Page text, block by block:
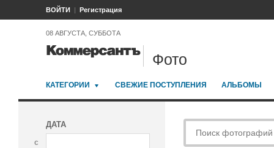
ВОЙТИ Регистрация
08 АВГУСТА, СУББОТА
Фото
КАТЕГОРИИ СВЕЖИЕ ПОСТУПЛЕНИЯ АЛЬБОМЫ
ДАТА
с